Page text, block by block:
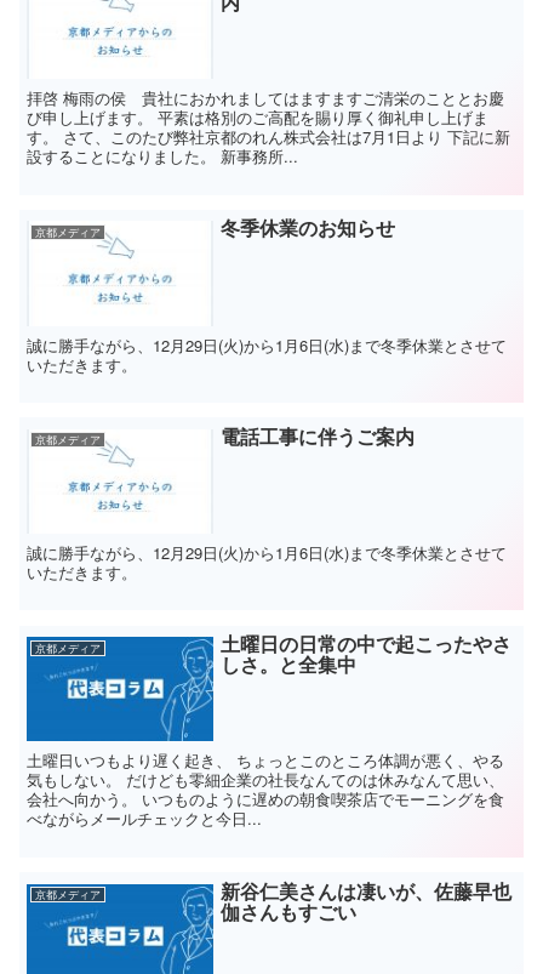
拝啓 梅雨の侯 貴社におかれましてはますますご清栄のこととお慶
び申し上げます。 平素は格別のご高配を賜り厚く御礼申し上げま
す。 さて、このたび弊社京都のれん株式会社は7月1日より 下記に新
設することになりました。 新事務所...
京都メディア 冬季休業のお知らせ
誠に勝手ながら、12月29日(火)から1月6日(水)まで冬季休業とさせて
いただきます。
京都メディア 電話工事に伴うご案内
誠に勝手ながら、12月29日(火)から1月6日(水)まで冬季休業とさせて
いただきます。
京都メディア 土曜日の日常の中で起こったやさ
しさ。と全集中
土曜日いつもより遅く起き、 ちょっとこのところ体調が悪く、やる
気もしない。 だけども零細企業の社長なんてのは休みなんて思い、
会社へ向かう。 いつものように遅めの朝食喫茶店でモーニングを食
べながらメールチェックと今日...
京都メディア 新谷仁美さんは凄いが、佐藤早也
伽さんもすごい